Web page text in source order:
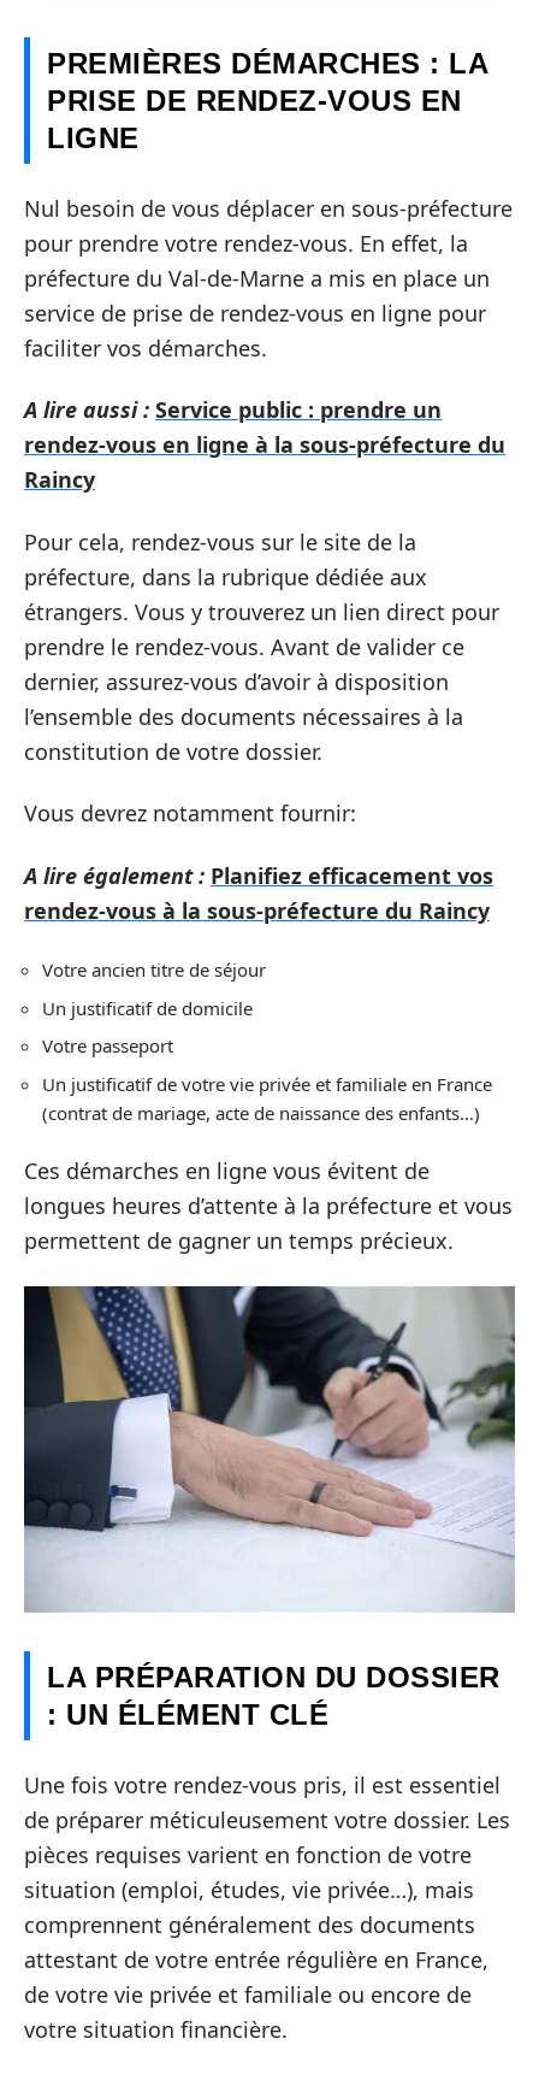
PREMIÈRES DÉMARCHES : LA
PRISE DE RENDEZ-VOUS EN
LIGNE
Nul besoin de vous déplacer en sous-préfecture
pour prendre votre rendez-vous. En effet, la
préfecture du Val-de-Marne a mis en place un
service de prise de rendez-vous en ligne pour
faciliter vos démarches.
A lire aussi : Service public : prendre un
rendez-vous en ligne à la sous-préfecture du
Raincy
Pour cela, rendez-vous sur le site de la
préfecture, dans la rubrique dédiée aux
étrangers. Vous y trouverez un lien direct pour
prendre le rendez-vous. Avant de valider ce
dernier, assurez-vous d’avoir à disposition
l’ensemble des documents nécessaires à la
constitution de votre dossier.
Vous devrez notamment fournir:
A lire également : Planifiez efficacement vos
rendez-vous à la sous-préfecture du Raincy
Votre ancien titre de séjour
Un justificatif de domicile
Votre passeport
Un justificatif de votre vie privée et familiale en France
(contrat de mariage, acte de naissance des enfants…)
Ces démarches en ligne vous évitent de
longues heures d’attente à la préfecture et vous
permettent de gagner un temps précieux.
LA PRÉPARATION DU DOSSIER
: UN ÉLÉMENT CLÉ
Une fois votre rendez-vous pris, il est essentiel
de préparer méticuleusement votre dossier. Les
pièces requises varient en fonction de votre
situation (emploi, études, vie privée…), mais
comprennent généralement des documents
attestant de votre entrée régulière en France,
de votre vie privée et familiale ou encore de
votre situation financière.